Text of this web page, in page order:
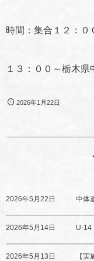
時間：集合１２：
１３：００～栃木県
2026年1月22日
2026年5月22日 中体
2026年5月14日 U-14
2026年5月13日 【